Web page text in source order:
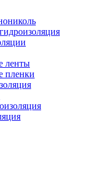
ленты
пленки